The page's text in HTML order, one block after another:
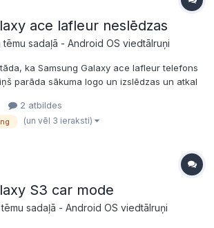
ace lafleur neslēdzas
sadaļā - Android OS viedtālruņi
ka Samsung Galaxy ace lafleur telefons
parāda sākuma logo un izslēdzas un atkal
panelī, kurā resetot uzstādījumus, izdzēst
utt... Pēc tā izdarīšanas,...
2 atbildes
(un vēl 3 ieraksti)
S3 car mode
sadaļā - Android OS viedtālruņi